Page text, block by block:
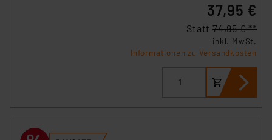
37,95 €
Statt 74,95 € **
inkl. MwSt.
Informationen zu Versandkosten